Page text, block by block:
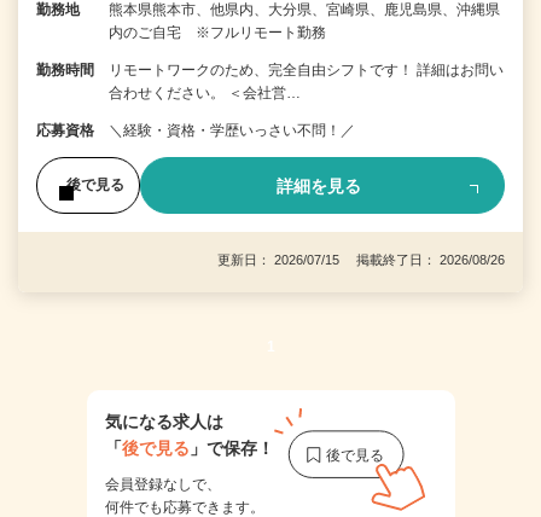
勤務地
熊本県熊本市、他県内、大分県、宮崎県、鹿児島県、沖縄県
内のご自宅 ※フルリモート勤務
勤務時間
リモートワークのため、完全自由シフトです！ 詳細はお問い
合わせください。 ＜会社営…
応募資格 ＼経験・資格・学歴いっさい不問！／
後で見る 詳細を見る
更新日： 2026/07/15 掲載終了日： 2026/08/26
1
気になる求人は
「後で見る 」で保存！
会員登録なしで、
何件でも応募できます。